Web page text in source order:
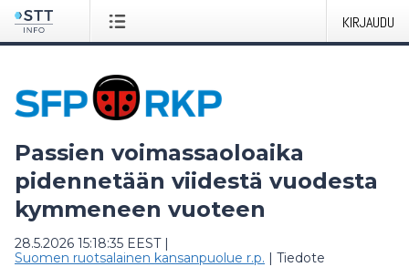
KIRJAUDU
Passien voimassaoloaika
pidennetään viidestä vuodesta
kymmeneen vuoteen
28.5.2026 15:18:35 EEST|
Suomen ruotsalainen kansanpuolue r.p. | Tiedote